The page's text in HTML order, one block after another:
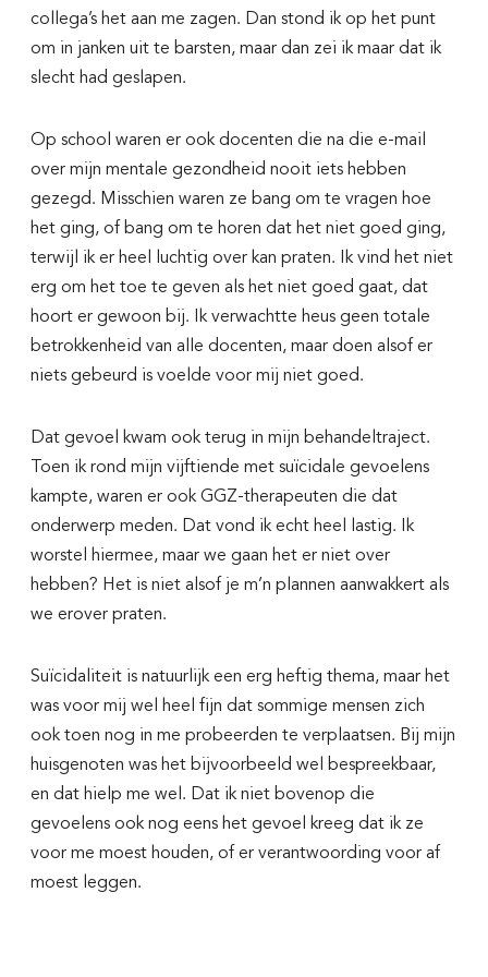
collega’s het aan me zagen. Dan stond ik op het punt
om in janken uit te barsten, maar dan zei ik maar dat ik
slecht had geslapen.
Op school waren er ook docenten die na die e-mail
over mijn mentale gezondheid nooit iets hebben
gezegd. Misschien waren ze bang om te vragen hoe
het ging, of bang om te horen dat het niet goed ging,
terwijl ik er heel luchtig over kan praten. Ik vind het niet
erg om het toe te geven als het niet goed gaat, dat
hoort er gewoon bij. Ik verwachtte heus geen totale
betrokkenheid van alle docenten, maar doen alsof er
niets gebeurd is voelde voor mij niet goed.
Dat gevoel kwam ook terug in mijn behandeltraject.
Toen ik rond mijn vijftiende met suïcidale gevoelens
kampte, waren er ook GGZ-therapeuten die dat
onderwerp meden. Dat vond ik echt heel lastig. Ik
worstel hiermee, maar we gaan het er niet over
hebben? Het is niet alsof je m’n plannen aanwakkert als
we erover praten.
Suïcidaliteit is natuurlijk een erg heftig thema, maar het
was voor mij wel heel fijn dat sommige mensen zich
ook toen nog in me probeerden te verplaatsen. Bij mijn
huisgenoten was het bijvoorbeeld wel bespreekbaar,
en dat hielp me wel. Dat ik niet bovenop die
gevoelens ook nog eens het gevoel kreeg dat ik ze
voor me moest houden, of er verantwoording voor af
moest leggen.
Meld je aan!